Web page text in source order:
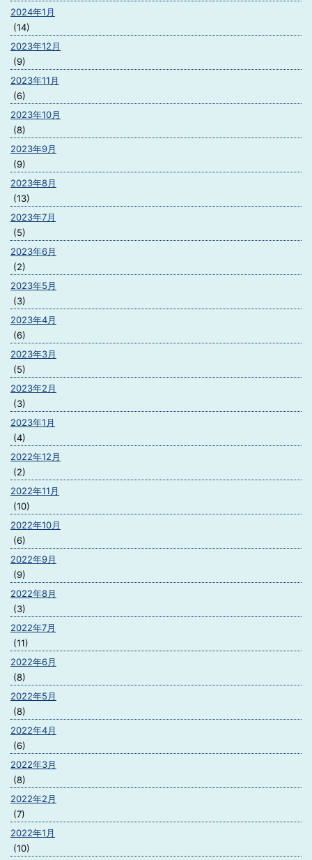
2024年1月
(14)
2023年12月
(9)
2023年11月
(6)
2023年10月
(8)
2023年9月
(9)
2023年8月
(13)
2023年7月
(5)
2023年6月
(2)
2023年5月
(3)
2023年4月
(6)
2023年3月
(5)
2023年2月
(3)
2023年1月
(4)
2022年12月
(2)
2022年11月
(10)
2022年10月
(6)
2022年9月
(9)
2022年8月
(3)
2022年7月
(11)
2022年6月
(8)
2022年5月
(8)
2022年4月
(6)
2022年3月
(8)
2022年2月
(7)
2022年1月
(10)